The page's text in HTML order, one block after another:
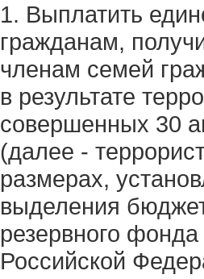
1. Выплатить
гражданам,
членам семей
в результате
совершенных 30
(далее -
размерах,
выделения
резервного
Российской